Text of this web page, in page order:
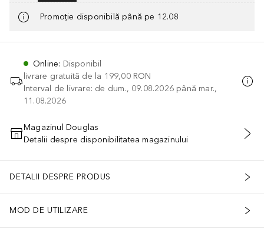
Promoție disponibilă până pe 12.08
Online: Disponibil
livrare gratuită de la 199,00 RON
Interval de livrare: de dum., 09.08.2026 până mar.,
11.08.2026
ADĂUGAȚI ÎN COŞ
Magazinul Douglas
Detalii despre disponibilitatea magazinului
DETALII DESPRE PRODUS
MOD DE UTILIZARE